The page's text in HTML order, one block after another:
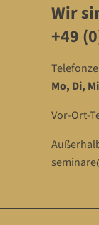
Wir
+49
Mo, Di,
Vor-Ort-